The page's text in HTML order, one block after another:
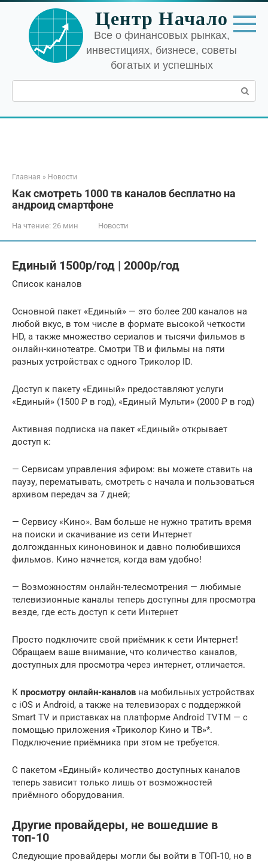
Перейти
контенту
Центр Начало
Все о финансовых рынках,
инвестициях, бизнесе, советы
богатых и успешных
Поиск:
Главная » Новости
Как смотреть 1000 тв каналов бесплатно на
андроид смартфоне
На чтение: 26 мин Новости
Единый 1500р/год | 2000р/год
Список каналов
Основной пакет «Единый» — это более 200 каналов на
любой вкус, в том числе в формате высокой четкости
HD, а также множество сериалов и тысячи фильмов в
онлайн-кинотеатре. Смотри ТВ и фильмы на пяти
разных устройствах с одного Триколор ID.
Доступ к пакету «Единый» предоставляют услуги
«Единый» (1500 ₽ в год), «Единый Мульти» (2000 ₽ в год)
Активная подписка на пакет «Единый» открывает
доступ к:
— Сервисам управления эфиром: вы можете ставить на
паузу, перематывать, смотреть с начала и пользоваться
архивом передач за 7 дней;
— Сервису «Кино». Вам больше не нужно тратить время
на поиски и скачивание из сети Интернет
долгожданных киноновинок и давно полюбившихся
фильмов. Кино начнется, когда вам удобно!
— Возможностям онлайн-телесмотрения — любимые
телевизионные каналы теперь доступны для просмотра
везде, где есть доступ к сети Интернет
Просто подключите свой приёмник к сети Интернет!
Обращаем ваше внимание, что количество каналов,
доступных для просмотра через интернет, отличается.
К просмотру онлайн-каналов на мобильных устройствах
с iOS и Android, а также на телевизорах с поддержкой
Smart TV и приставках на платформе Android TVTM — с
помощью приложения «Триколор Кино и ТВ»*.
Подключение приёмника при этом не требуется.
С пакетом «Единый» количество доступных каналов
теперь зависит только лишь от возможностей
приёмного оборудования.
Другие провайдеры, не вошедшие в
топ-10
Следующие провайдеры могли бы войти в ТОП-10, но в